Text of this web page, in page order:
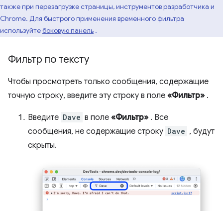
также при перезагрузке страницы, инструментов разработчика и
Chrome. Для быстрого применения временного фильтра
используйтебоковую панель .
Фильтр по тексту
Чтобы просмотреть только сообщения, содержащие
точную строку, введите эту строку в поле «Фильтр» .
Введите Dave в поле «Фильтр» . Все
сообщения, не содержащие строку Dave , будут
скрыты.